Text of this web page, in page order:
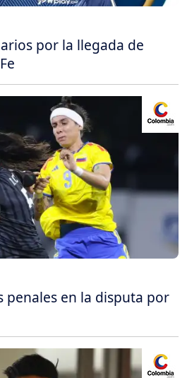
por la llegada de
penales en la disputa por